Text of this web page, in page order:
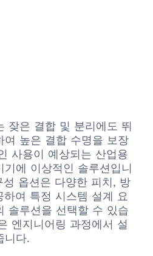
잦은 결합 및 분리에도 뛰
여 높은 결합 수명을 보장
사용이 예상되는 산업용
에 이상적인 솔루션입니
옵션은 다양한 피치, 방
여 특정 시스템 설계 요
솔루션을 선택할 수 있습
엔지니어링 과정에서 설
니다.